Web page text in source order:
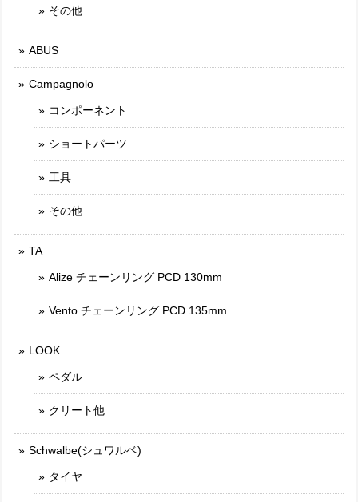
その他
ABUS
Campagnolo
コンポーネント
ショートパーツ
工具
その他
TA
Alize チェーンリング PCD 130mm
Vento チェーンリング PCD 135mm
LOOK
ペダル
クリート他
Schwalbe(シュワルベ)
タイヤ